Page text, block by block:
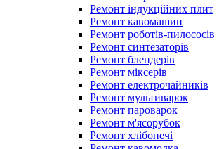
Ремонт індукційних плит
Ремонт кавомашин
Ремонт роботів-пилососів
Ремонт синтезаторів
Ремонт блендерiв
Ремонт мiксерiв
Ремонт електрочайників
Ремонт мультиварок
Ремонт пароварок
Ремонт м'ясорубок
Ремонт хлiбопечi